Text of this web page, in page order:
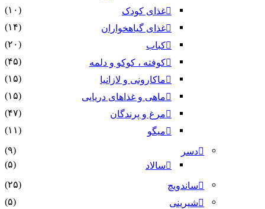
غذای کودک
(۱۰)
غذای گیاهخواران
(۱۴)
کباب
(۲۰)
کوفته ، کوکو و دلمه
(۴۵)
ماکارونی و لازانیا
(۱۵)
ماهی و غذاهای دریایی
(۱۵)
مرغ و پرندگان
(۴۷)
میگو
(۱۱)
دسر
(۹)
سالاد
(۵)
ساندویچ
(۲۵)
شیرینی
(۵)